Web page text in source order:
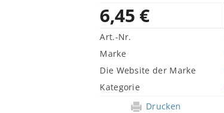
6,45 €
Art.-Nr.
Marke
Die Website der Marke
Kategorie
Drucken